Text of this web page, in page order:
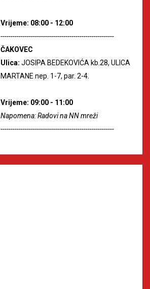
Vrijeme: 08:00 - 12:00
--------------------------------------------------------
ČAKOVEC
Ulica: JOSIPA BEDEKOVIĆA kb.28, ULICA
MARTANE nep. 1-7, par. 2-4.
Vrijeme: 09:00 - 11:00
Napomena: Radovi na NN mreži
--------------------------------------------------------